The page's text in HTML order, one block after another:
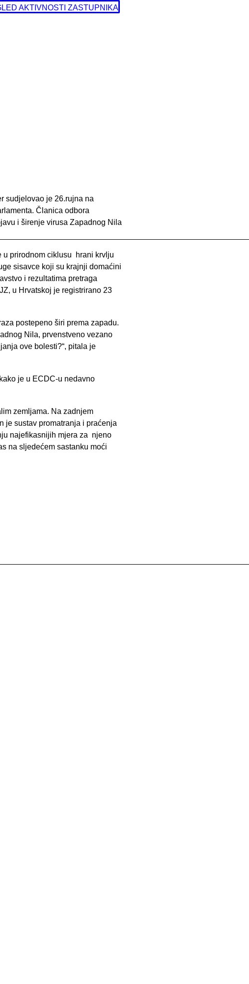
AKTIVNOSTI ZASTUPNIKA
sudjelovao je 26.rujna na
Članica odbora
i širenje virusa Zapadnog Nila
u prirodnom ciklusu hrani krvlju
sisavce koji su krajnji domaćini
i rezultatima pretraga
u Hrvatskoj je registrirano 23
postepeno širi prema zapadu.
Nila, prvenstveno vezano
ove bolesti?“, pitala je
je u ECDC-u nedavno
zemljama. Na zadnjem
je sustav promatranja i praćenja
najefikasnijih mjera za njeno
na sljedećem sastanku moći